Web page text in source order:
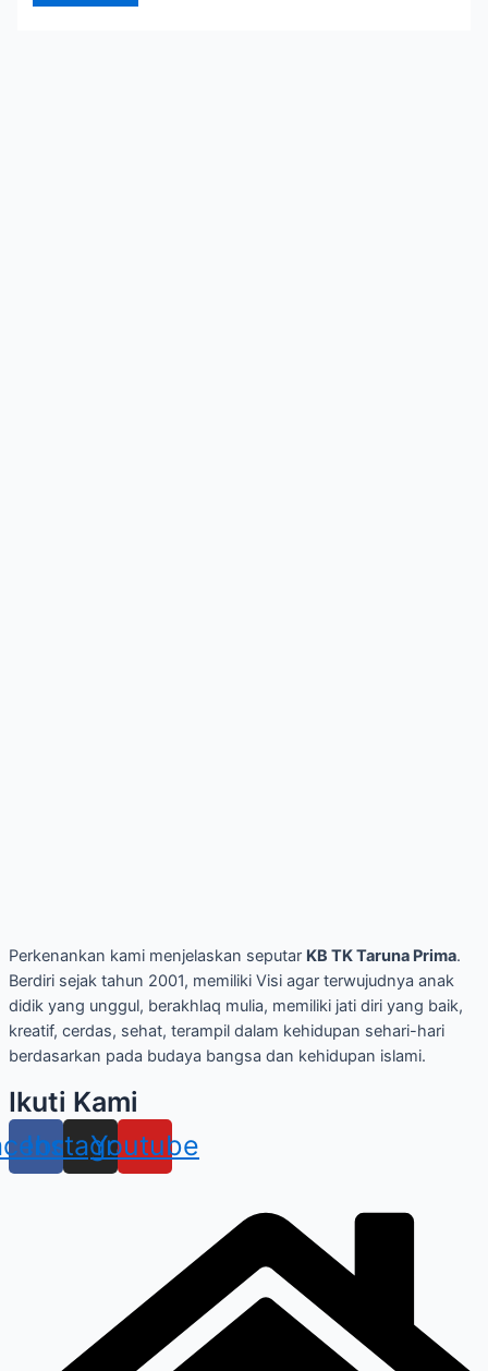
Perkenankan kami menjelaskan seputar KB TK Taruna Prima.
Berdiri sejak tahun 2001, memiliki Visi agar terwujudnya anak
didik yang unggul, berakhlaq mulia, memiliki jati diri yang baik,
kreatif, cerdas, sehat, terampil dalam kehidupan sehari-hari
berdasarkan pada budaya bangsa dan kehidupan islami.
Ikuti Kami
Instagram
Youtube